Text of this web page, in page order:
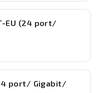
address learning,
flow control, sw tp
các tình huống truy
với Switch TP-Link 24
EU (24 port/
port/ Gigabit/